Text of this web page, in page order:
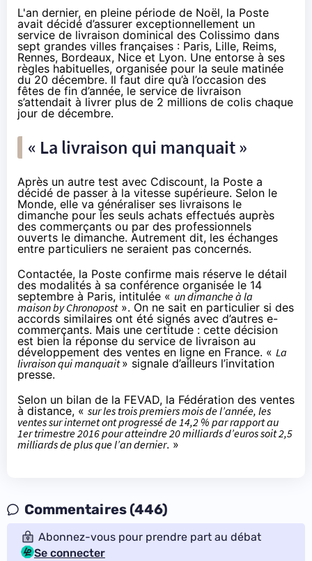
L'an dernier, en pleine période de Noël, la Poste
avait décidé d’assurer exceptionnellement un
service de livraison dominical des Colissimo dans
sept grandes villes françaises : Paris, Lille, Reims,
Rennes, Bordeaux, Nice et Lyon. Une entorse à ses
règles habituelles, organisée pour la seule matinée
du 20 décembre. Il faut dire qu’à l’occasion des
fêtes de fin d’année, le service de livraison
s’attendait à livrer plus de 2 millions de colis chaque
jour de décembre.
« La livraison qui manquait »
Après un autre test avec Cdiscount, la Poste a
décidé de passer à la vitesse supérieure. Selon le
Monde, elle va généraliser ses livraisons le
dimanche pour les seuls achats effectués auprès
des commerçants ou par des professionnels
ouverts le dimanche. Autrement dit, les échanges
entre particuliers ne seraient pas concernés.
Contactée, la Poste confirme mais réserve le détail
des modalités à sa conférence organisée le 14
septembre à Paris, intitulée « un dimanche à la
maison by Chronopost». On ne sait en particulier si des
accords similaires ont été signés avec d’autres e-
commerçants. Mais une certitude : cette décision
est bien la réponse du service de livraison au
développement des ventes en ligne en France. « La
livraison qui manquait» signale d’ailleurs l’invitation
presse.
Selon un bilan de la FEVAD, la Fédération des ventes
à distance, « sur les trois premiers mois de l’année, les
ventes sur internet ont progressé de 14,2 % par rapport au
1er trimestre 2016 pour atteindre 20 milliards d’euros soit 2,5
milliards de plus que l’an dernier. »
Commentaires (446)
Abonnez-vous pour prendre part au débat
Se connecter